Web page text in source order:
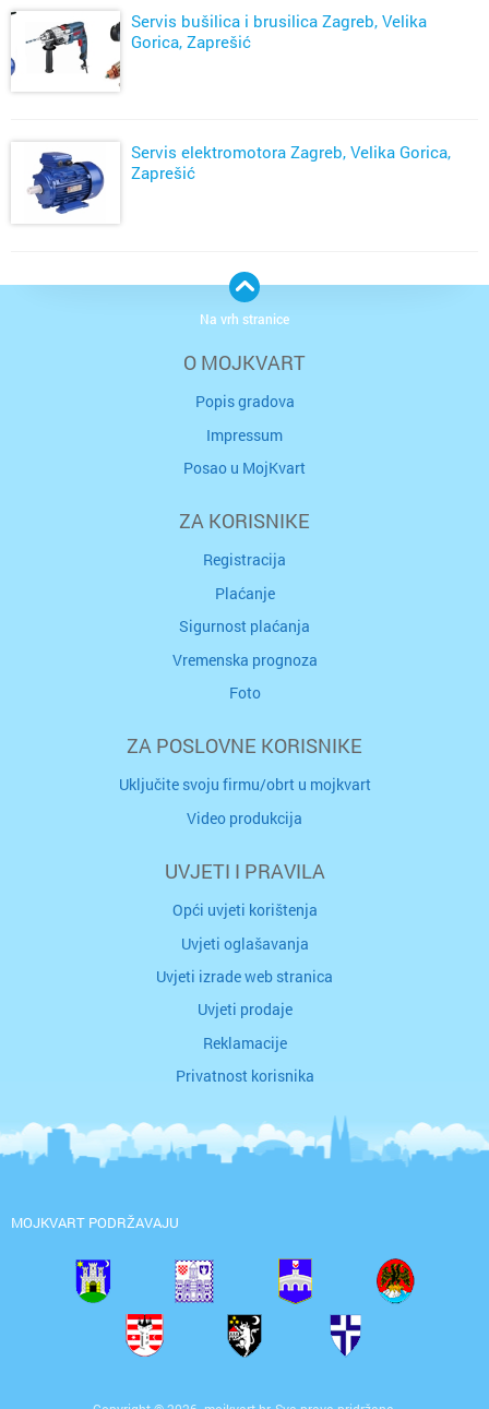
Servis bušilica i brusilica Zagreb, Velika
Gorica, Zaprešić
Servis elektromotora Zagreb, Velika Gorica,
Zaprešić
O MOJKVART
Popis gradova
Impressum
Posao u MojKvart
ZA KORISNIKE
Registracija
Plaćanje
Sigurnost plaćanja
Vremenska prognoza
Foto
ZA POSLOVNE KORISNIKE
Uključite svoju firmu/obrt u mojkvart
Video produkcija
UVJETI I PRAVILA
Opći uvjeti korištenja
Uvjeti oglašavanja
Uvjeti izrade web stranica
Uvjeti prodaje
Reklamacije
Privatnost korisnika
MOJKVART PODRŽAVAJU
Na vrh stranice